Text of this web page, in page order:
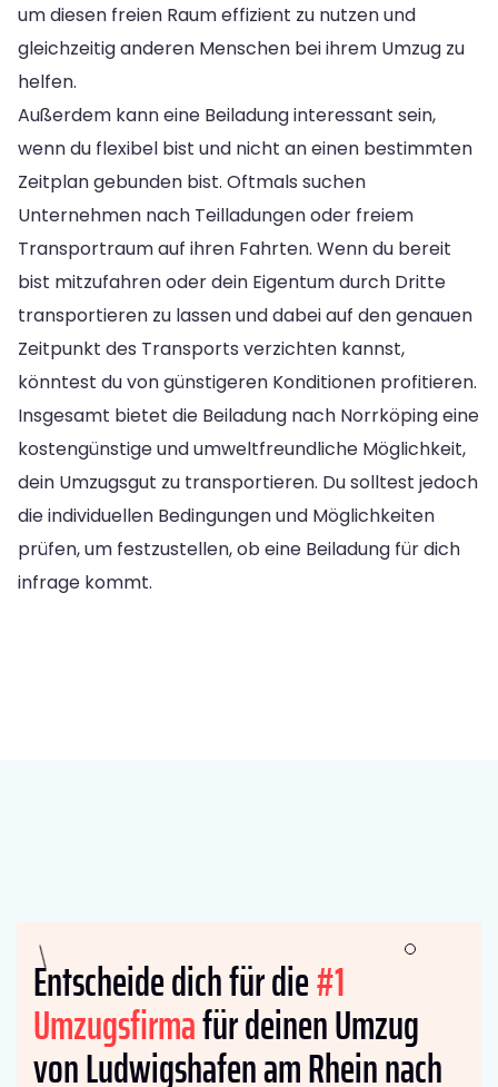
um diesen freien Raum effizient zu nutzen und
gleichzeitig anderen Menschen bei ihrem Umzug zu
helfen.
Außerdem kann eine Beiladung interessant sein,
wenn du flexibel bist und nicht an einen bestimmten
Zeitplan gebunden bist. Oftmals suchen
Unternehmen nach Teilladungen oder freiem
Transportraum auf ihren Fahrten. Wenn du bereit
bist mitzufahren oder dein Eigentum durch Dritte
transportieren zu lassen und dabei auf den genauen
Zeitpunkt des Transports verzichten kannst,
könntest du von günstigeren Konditionen profitieren.
Insgesamt bietet die Beiladung nach Norrköping eine
kostengünstige und umweltfreundliche Möglichkeit,
dein Umzugsgut zu transportieren. Du solltest jedoch
die individuellen Bedingungen und Möglichkeiten
prüfen, um festzustellen, ob eine Beiladung für dich
infrage kommt.
Entscheide dich für die#1
Umzugsfirmafür deinen Umzug
von Ludwigshafen am Rhein nach